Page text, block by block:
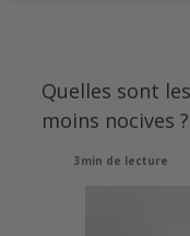
Quelles sont
moins nocives ?
3min de lecture